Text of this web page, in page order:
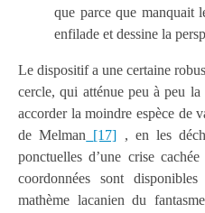
que parce que manquait
enfilade et dessine la
Le dispositif a une certaine
cercle, qui atténue peu à peu
accorder la moindre espèce de
de Melman [17]
, en les
ponctuelles d’une crise
coordonnées sont
mathème lacanien du